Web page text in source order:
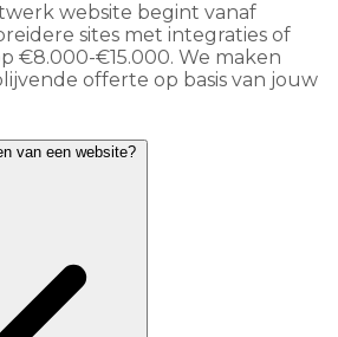
website begint vanaf
sites met integraties of
€8.000-€15.000. We maken
offerte op basis van jouw
het bouwen van een website?